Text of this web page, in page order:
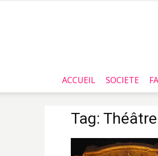
ACCUEIL SOCIETE
Tag: